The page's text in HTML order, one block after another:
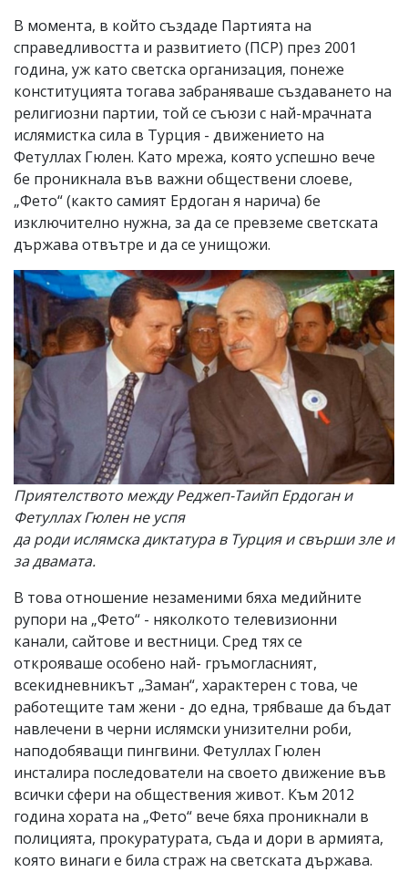
В момента, в който създаде Партията на
справедливостта и развитието (ПСР) през 2001
година, уж като светска организация, понеже
конституцията тогава забраняваше създаването на
религиозни партии, той се съюзи с най-мрачната
ислямистка сила в Турция - движението на
Фетуллах Гюлен. Като мрежа, която успешно вече
бе проникнала във важни обществени слоеве,
„Фето“ (както самият Ердоган я нарича) бе
изключително нужна, за да се превземе светската
държава отвътре и да се унищожи.
Приятелството между Реджеп-Таийп Ердоган и
Фетуллах Гюлен не успя
да роди ислямска диктатура в Турция и свърши зле и
за двамата.
В това отношение незаменими бяха медийните
рупори на „Фето“ - няколкото телевизионни
канали, сайтове и вестници. Сред тях се
открояваше особено най- гръмогласният,
всекидневникът „Заман“, характерен с това, че
работещите там жени - до една, трябваше да бъдат
навлечени в черни ислямски унизителни роби,
наподобяващи пингвини. Фетуллах Гюлен
инсталира последователи на своето движение във
всички сфери на обществения живот. Към 2012
година хората на „Фето“ вече бяха проникнали в
полицията, прокуратурата, съда и дори в армията,
която винаги е била страж на светската държава.